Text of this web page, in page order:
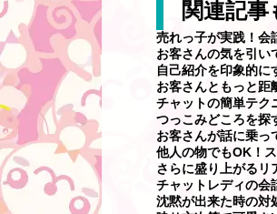
関連記事
売れっ子が実践！会
お客さんの気を引い
自己紹介を印象的に
お客さんともっと距
チャットの簡単テク
つっこみどころを探
お客さんが話に乗っ
他人の物でもOK！
さらに盛り上がるリ
チャットレディの会
沈黙が出来た時の対